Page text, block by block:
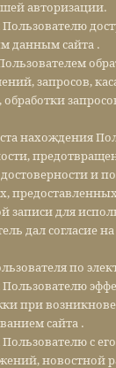
авторизации.
данным сайта .
запросов,
нахождения
и
записи для
дал согласие
по
Пользователю
при
сайта .
с его
новостной